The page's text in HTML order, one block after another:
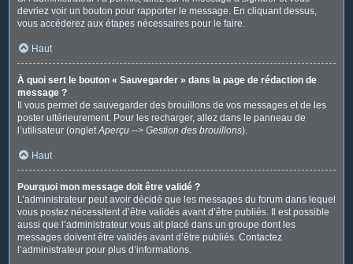
devriez voir un bouton pour rapporter le message. En cliquant dessus,
vous accéderez aux étapes nécessaires pour le faire.
Haut
À quoi sert le bouton « Sauvegarder » dans la page de rédaction de
message ?
Il vous permet de sauvegarder des brouillons de vos messages et de les
poster ultérieurement. Pour les recharger, allez dans le panneau de
l’utilisateur (ongletAperçu --> Gestion des brouillons).
Haut
Pourquoi mon message doit être validé ?
L’administrateur peut avoir décidé que les messages du forum dans lequel
vous postez nécessitent d’être validés avant d’être publiés. Il est possible
aussi que l’administrateur vous ait placé dans un groupe dont les
messages doivent être validés avant d’être publiés. Contactez
l’administrateur pour plus d’informations.